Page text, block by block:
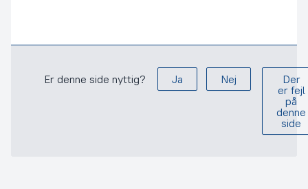
Er denne side nyttig? Ja Nej
Der
er fejl
på
denne
side